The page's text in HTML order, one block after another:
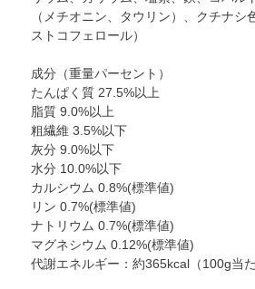
（メチオニン、タウリン）、クチナ
ストコフェロール）
成分（重量パーセント）
たんぱく質 27.5%以上
脂質 9.0%以上
粗繊維 3.5%以下
灰分 9.0%以下
水分 10.0%以下
カルシウム 0.8%(標準値)
リン 0.7%(標準値)
ナトリウム 0.7%(標準値)
マグネシウム 0.12%(標準値)
代謝エネルギー：約365kcal（100g当た